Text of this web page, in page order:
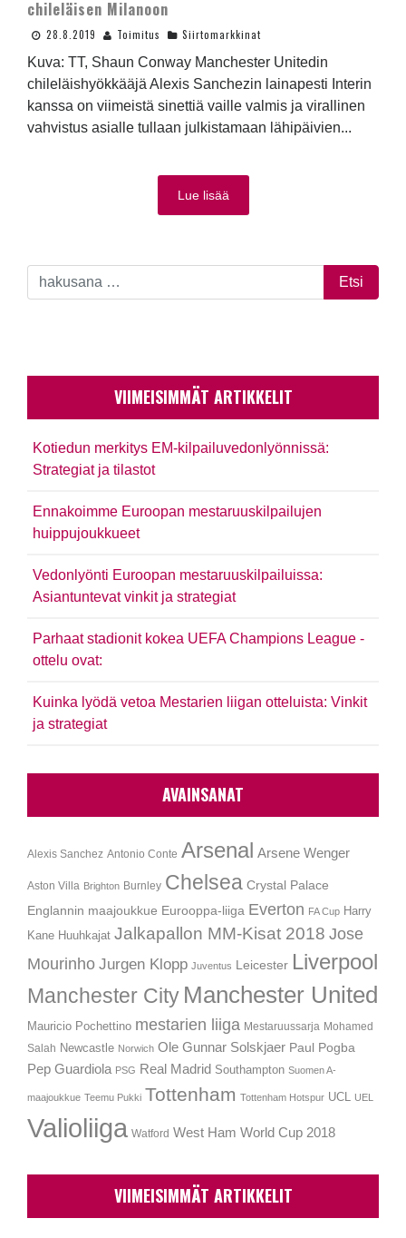
chileläisen Milanoon
28.8.2019 Toimitus Siirtomarkkinat
Kuva: TT, Shaun Conway Manchester Unitedin
chileläishyökkääjä Alexis Sanchezin lainapesti Interin
kanssa on viimeistä sinettiä vaille valmis ja virallinen
vahvistus asialle tullaan julkistamaan lähipäivien...
Lue lisää
VIIMEISIMMÄT ARTIKKELIT
Kotiedun merkitys EM-kilpailuvedonlyönnissä:
Strategiat ja tilastot
Ennakoimme Euroopan mestaruuskilpailujen
huippujoukkueet
Vedonlyönti Euroopan mestaruuskilpailuissa:
Asiantuntevat vinkit ja strategiat
Parhaat stadionit kokea UEFA Champions League -
ottelu ovat:
Kuinka lyödä vetoa Mestarien liigan otteluista: Vinkit
ja strategiat
AVAINSANAT
Alexis Sanchez Antonio Conte Arsenal Arsene Wenger
Aston Villa Brighton Burnley Chelsea Crystal Palace
Englannin maajoukkue Eurooppa-liiga Everton FA Cup Harry
Kane Huuhkajat Jalkapallon MM-Kisat 2018 Jose
Mourinho Jurgen Klopp Juventus Leicester Liverpool
Manchester City Manchester United
Mauricio Pochettino mestarien liiga Mestaruussarja Mohamed
Salah Newcastle Norwich Ole Gunnar Solskjaer Paul Pogba
Pep Guardiola PSG Real Madrid Southampton Suomen A-
maajoukkue Teemu Pukki Tottenham Tottenham Hotspur UCL UEL
Valioliiga Watford West Ham World Cup 2018
VIIMEISIMMÄT ARTIKKELIT